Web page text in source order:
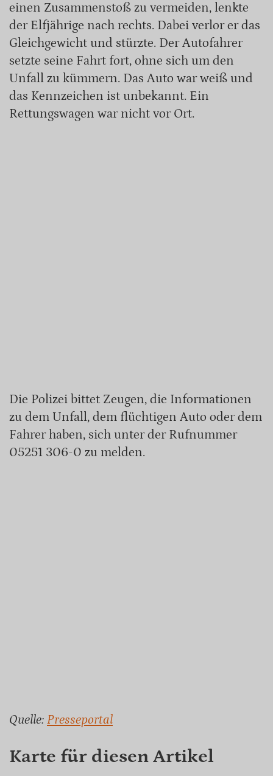
einen Zusammenstoß zu vermeiden, lenkte
der Elfjährige nach rechts. Dabei verlor er das
Gleichgewicht und stürzte. Der Autofahrer
setzte seine Fahrt fort, ohne sich um den
Unfall zu kümmern. Das Auto war weiß und
das Kennzeichen ist unbekannt. Ein
Rettungswagen war nicht vor Ort.
Die Polizei bittet Zeugen, die Informationen
zu dem Unfall, dem flüchtigen Auto oder dem
Fahrer haben, sich unter der Rufnummer
05251 306-0 zu melden.
Quelle: Presseportal
Karte für diesen Artikel